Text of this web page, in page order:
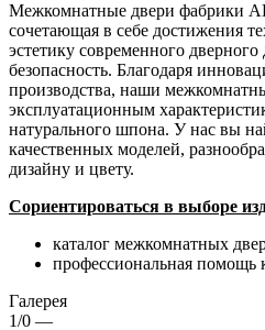
Межкомнатные двери фабрики
сочетающая в себе достижения
эстетику современного
безопасность. Благодаря
производства, наши
эксплуатационным
натурального шпона. У нас вы
качественных моделей,
дизайну и цвету.
Сориентироваться в выборе
каталог межкомнатных
профессиональная помощь
Галерея
1/0 —